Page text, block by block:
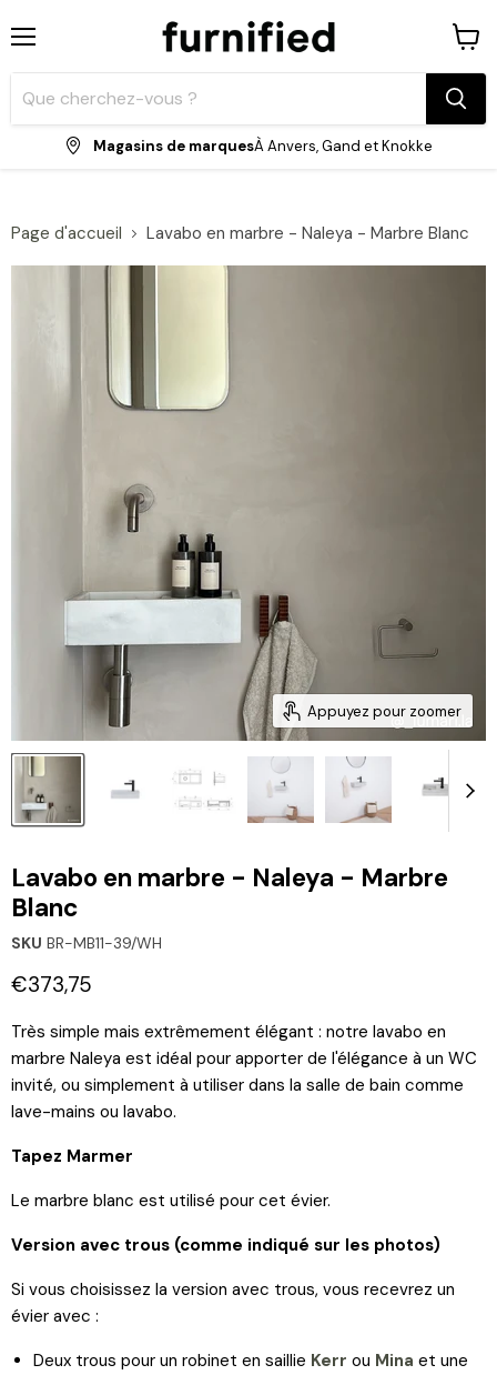
Magasins de marquesÀ Anvers, Gand et Knokke
le
panier
Page d'accueil Lavabo en marbre - Naleya - Marbre Blanc
Appuyez pour zoomer
Lavabo en marbre - Naleya - Marbre
Blanc
SKU BR-MB11-39/WH
Prix actuel
€373,75
Très simple mais extrêmement élégant : notre lavabo en
marbre Naleya est idéal pour apporter de l'élégance à un WC
invité, ou simplement à utiliser dans la salle de bain comme
lave-mains ou lavabo.
Tapez Marmer
Le marbre blanc est utilisé pour cet évier.
Version avec trous (comme indiqué sur les photos)
Si vous choisissez la version avec trous, vous recevrez un
évier avec :
Deux trous pour un robinet en saillie Kerr ou Mina et une